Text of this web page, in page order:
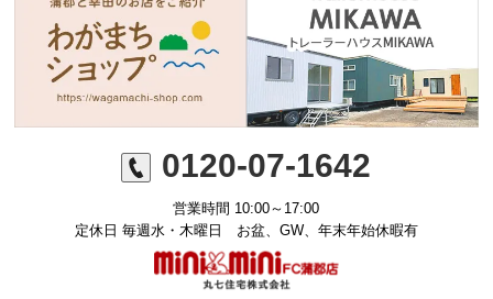
0120-07-1642
営業時間 10:00～17:00
定休日 毎週水・木曜日 お盆、GW、年末年始休暇有